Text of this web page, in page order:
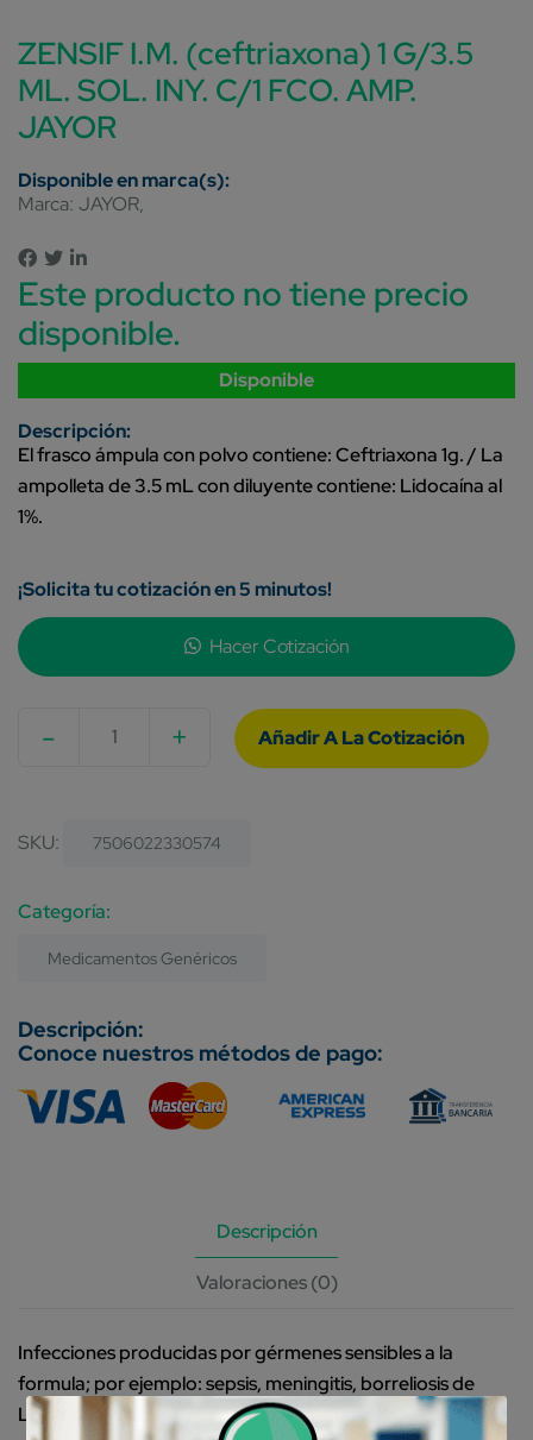
ZENSIF I.M. (ceftriaxona) 1 G/3.5
ML. SOL. INY. C/1 FCO. AMP.
JAYOR
Marca: JAYOR
Este producto no tiene precio
disponible.
Disponible
El frasco ámpula con polvo contiene: Ceftriaxona 1g. / La
ampolleta de 3.5 mL con diluyente contiene: Lidocaína al
1%.
¡Solicita tu cotización en 5 minutos!
Hacer Cotización
- +
SKU: 7506022330574
Category:
Medicamentos Genéricos
Conoce nuestros métodos de pago:
Descripción
Valoraciones (0)
Infecciones producidas por gérmenes sensibles a la
formula; por ejemplo: sepsis, meningitis, borreliosis de
Lyme diseminada (fase precoz y tardía de la